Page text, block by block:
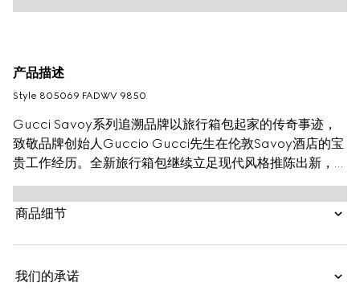
产品描述
Style ‎805069 FADWV 9850
Gucci Savoy系列追溯品牌以旅行箱包起家的传奇事迹，
致敬品牌创始人Guccio Gucci先生在伦敦Savoy酒店的宝
贵工作经历。全新旅行箱包继续立足现代风格推陈出新，这
款鞋箱便是其中一款佳作，其采用米色和乌木色GG
Supreme帆布匠造而成，典藏条纹织带尽显古雅韵味。
商品细节
我们的承诺